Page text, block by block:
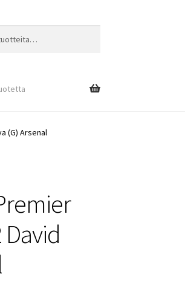
(G) Arsenal
David